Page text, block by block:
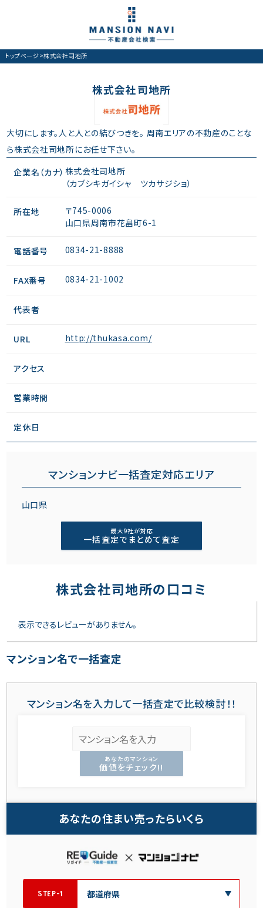
トップページ>株式会社司地所
株式会社司地所
大切にします。人と人との結びつきを。 周南エリアの不動産のことな
ら株式会社司地所にお任せ下さい。
企業名（カナ） 株式会社司地所
（カブシキガイシャ ツカサジショ）
所在地
〒745-0006
山口県周南市花畠町6-1
電話番号 0834-21-8888
FAX番号 0834-21-1002
代表者
URL http://thukasa.com/
アクセス
営業時間
定休日
マンションナビ一括査定対応エリア
山口県
最大9社が対応
一括査定でまとめて査定
株式会社司地所の口コミ
表示できるレビューがありません。
マンション名で一括査定
マンション名を入力して一括査定で比較検討！！
あなたのマンション
価値をチェック!!
あなたの住まい売ったらいくら
STEP-1